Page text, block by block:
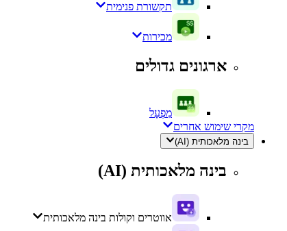
תקשורת פנימית
מכירות
ארגונים גדולים
מִפְעָל
מקרי שימוש אחרים
בינה מלאכותית (AI)
בינה מלאכותית (AI)
אווטרים וקולות בינה מלאכותית